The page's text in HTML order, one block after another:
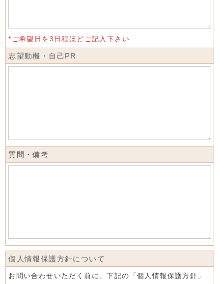
*ご希望日を3日程ほどご記入下さい
志望動機・自己PR
質問・備考
個人情報保護方針について
お問い合わせいただく前に、下記の「個人情報保護方針」